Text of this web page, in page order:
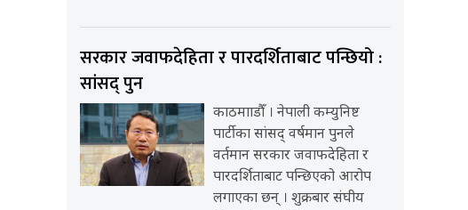
सरकार जवाफदेहिता र पारदर्शिताबाट पन्छियो :
सांसद् पुन
काठमााडौँ । नेपाली कम्युनिष्ट
पार्टीका सांसद् वर्षमान पुनले
वर्तमान सरकार जवाफदेहिता र
पारदर्शिताबाट पन्छिएको आरोप
लगाएका छन् । शुक्रबार संघीय